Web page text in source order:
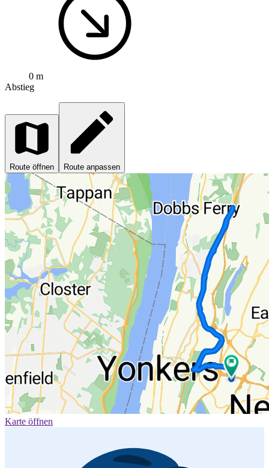
0 m
Abstieg
Route öffnen Route anpassen
Karte öffnen